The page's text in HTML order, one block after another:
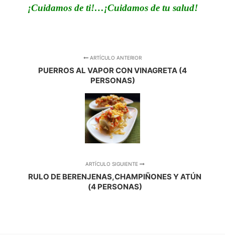
¡Cuidamos de ti!…¡Cuidamos de tu salud!
ARTÍCULO ANTERIOR
PUERROS AL VAPOR CON VINAGRETA (4
PERSONAS)
ARTÍCULO SIGUIENTE
RULO DE BERENJENAS,CHAMPIÑONES Y ATÚN
(4 PERSONAS)